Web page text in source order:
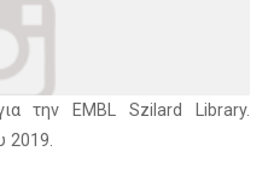
την EMBL Szilard Library.
2019.